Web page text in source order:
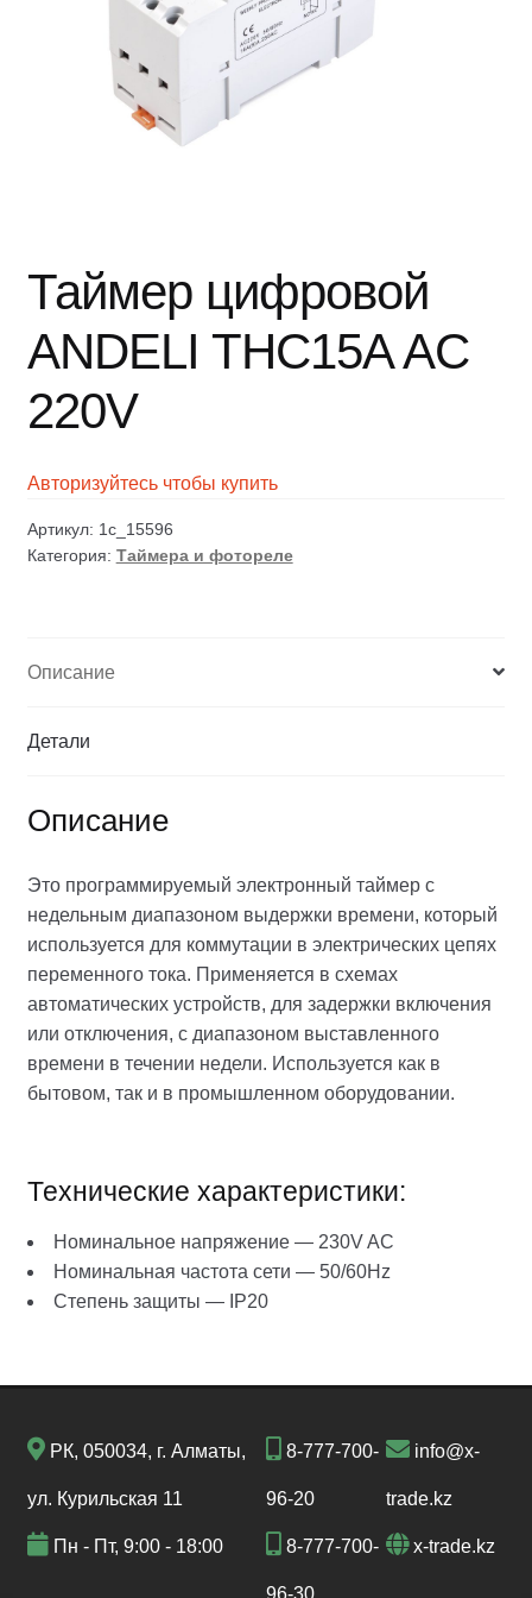
Таймер цифровой
ANDELI THC15A AC
220V
Авторизуйтесь чтобы купить
Артикул: 1c_15596
Категория: Таймера и фотореле
Описание
Детали
Описание
Это программируемый электронный таймер с
недельным диапазоном выдержки времени, который
используется для коммутации в электрических цепях
переменного тока. Применяется в схемах
автоматических устройств, для задержки включения
или отключения, с диапазоном выставленного
времени в течении недели. Используется как в
бытовом, так и в промышленном оборудовании.
Технические характеристики:
Номинальное напряжение — 230V AC
Номинальная частота сети — 50/60Hz
Степень защиты — IP20
РК, 050034, г. Алматы,
ул. Курильская 11
Пн - Пт, 9:00 - 18:00
8-777-700-
96-20
8-777-700-
96-30
info@x-
trade.kz
x-trade.kz